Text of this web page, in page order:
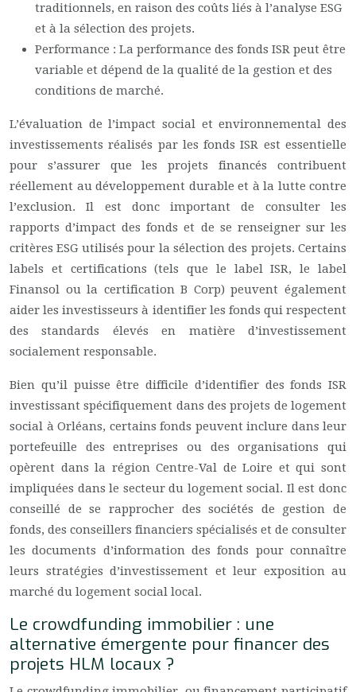
traditionnels, en raison des coûts liés à l’analyse ESG
et à la sélection des projets.
Performance : La performance des fonds ISR peut être
variable et dépend de la qualité de la gestion et des
conditions de marché.
L’évaluation de l’impact social et environnemental des
investissements réalisés par les fonds ISR est essentielle
pour s’assurer que les projets financés contribuent
réellement au développement durable et à la lutte contre
l’exclusion. Il est donc important de consulter les
rapports d’impact des fonds et de se renseigner sur les
critères ESG utilisés pour la sélection des projets. Certains
labels et certifications (tels que le label ISR, le label
Finansol ou la certification B Corp) peuvent également
aider les investisseurs à identifier les fonds qui respectent
des standards élevés en matière d’investissement
socialement responsable.
Bien qu’il puisse être difficile d’identifier des fonds ISR
investissant spécifiquement dans des projets de logement
social à Orléans, certains fonds peuvent inclure dans leur
portefeuille des entreprises ou des organisations qui
opèrent dans la région Centre-Val de Loire et qui sont
impliquées dans le secteur du logement social. Il est donc
conseillé de se rapprocher des sociétés de gestion de
fonds, des conseillers financiers spécialisés et de consulter
les documents d’information des fonds pour connaître
leurs stratégies d’investissement et leur exposition au
marché du logement social local.
Le crowdfunding immobilier : une
alternative émergente pour financer des
projets HLM locaux ?